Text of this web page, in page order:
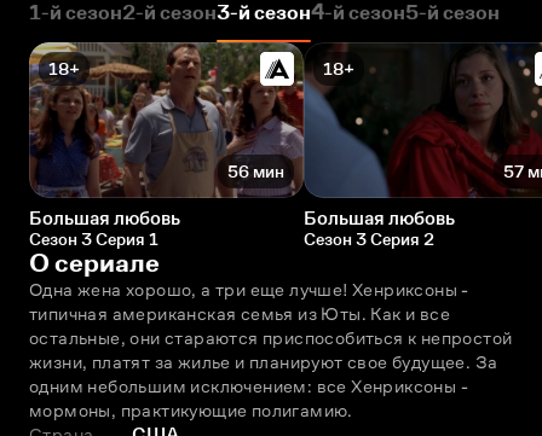
1-й сезон2-й сезон3-й сезон4-й сезон5-й сезон
18+
56 мин
Большая любовь
Сезон 3 Серия 1
18+
57
Большая любовь
Сезон 3 Серия 2
О сериале
Одна жена хорошо, а три еще лучше! Хенриксоны -
типичная американская семья из Юты. Как и все
остальные, они стараются приспособиться к непростой
жизни, платят за жилье и планируют свое будущее. За
одним небольшим исключением: все Хенриксоны -
мормоны, практикующие полигамию.